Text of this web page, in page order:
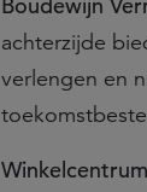
achterzijde
verlengen en